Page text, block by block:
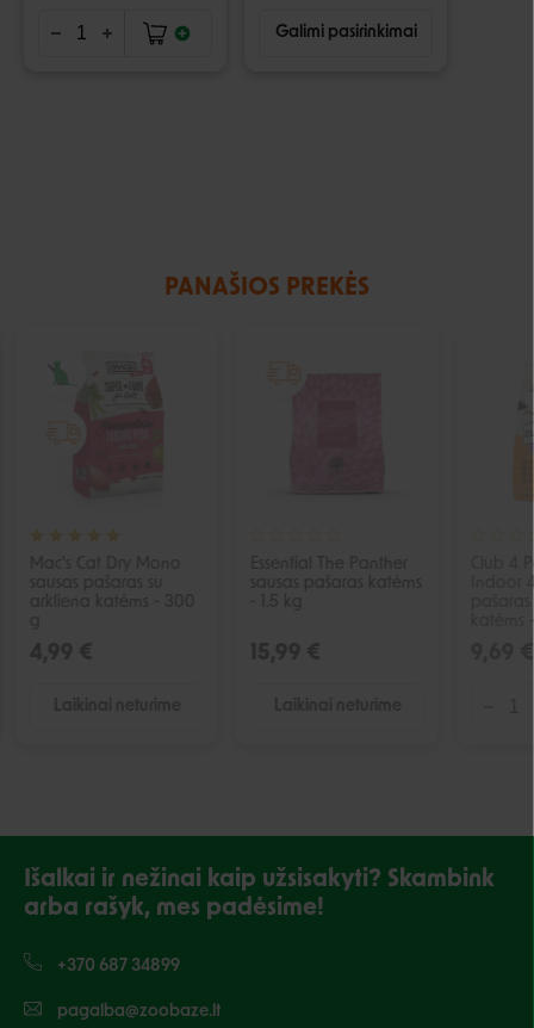
Galimi pasirinkimai
PANAŠIOS PREKĖS
Indoor
katėms
Išalkai ir nežinai kaip užsisakyti? Skambink
arba rašyk, mes padėsime!
+370 687 34899
pagalba@zoobaze.lt